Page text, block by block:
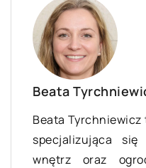
Beata
Beata
specjalizująca
wnętrz oraz